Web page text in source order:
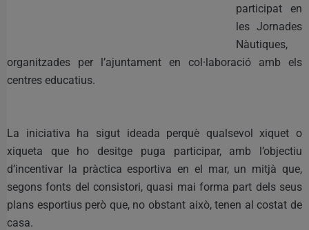
participat en
les Jornades
Nàutiques,
organitzades per l’ajuntament en col·laboració amb els
centres educatius.
La iniciativa ha sigut ideada perquè qualsevol xiquet o
xiqueta que ho desitge puga participar, amb l’objectiu
d’incentivar la pràctica esportiva en el mar, un mitjà que,
segons fonts del consistori, quasi mai forma part dels seus
plans esportius però que, no obstant això, tenen al costat de
casa.